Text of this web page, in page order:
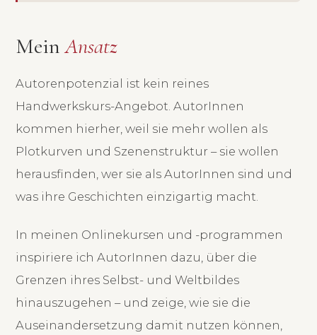
MeinAnsatz
Autorenpotenzial ist kein reines
Handwerkskurs-Angebot. AutorInnen
kommen hierher, weil sie mehr wollen als
Plotkurven und Szenenstruktur – sie wollen
herausfinden, wer sie als AutorInnen sind und
was ihre Geschichten einzigartig macht.
In meinen Onlinekursen und -programmen
inspiriere ich AutorInnen dazu, über die
Grenzen ihres Selbst- und Weltbildes
hinauszugehen – und zeige, wie sie die
Auseinandersetzung damit nutzen können,